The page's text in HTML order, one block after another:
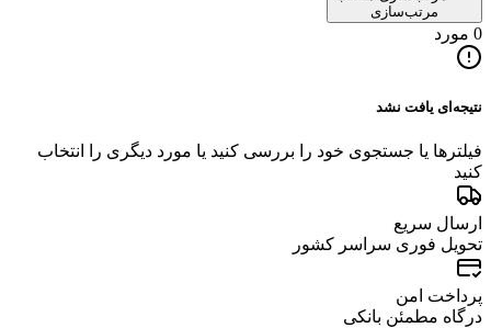
مرتب‌سازی
0 مورد
نتیجه‌ای یافت نشد
فیلترها یا جستجوی خود را بررسی کنید یا مورد دیگری را انتخاب
کنید
ارسال سریع
تحویل فوری سراسر کشور
پرداخت امن
درگاه مطمئن بانکی